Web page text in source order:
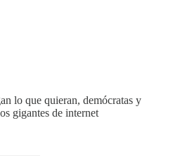
lo que quieran, demócratas y
gigantes de internet